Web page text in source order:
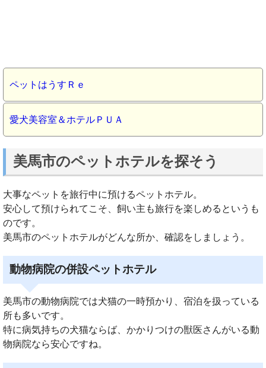
ペットはうすＲｅ
愛犬美容室＆ホテルＰＵＡ
美馬市のペットホテルを探そう
大事なペットを旅行中に預けるペットホテル。
安心して預けられてこそ、飼い主も旅行を楽しめるというも
のです。
美馬市のペットホテルがどんな所か、確認をしましょう。
動物病院の併設ペットホテル
美馬市の動物病院では犬猫の一時預かり、宿泊を扱っている
所も多いです。
特に病気持ちの犬猫ならば、かかりつけの獣医さんがいる動
物病院なら安心ですね。